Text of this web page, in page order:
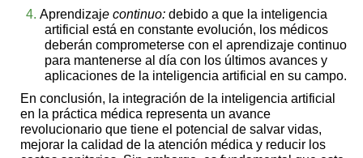
4. Aprendizaje continuo: debido a que la inteligencia
artificial está en constante evolución, los médicos
deberán comprometerse con el aprendizaje continuo
para mantenerse al día con los últimos avances y
aplicaciones de la inteligencia artificial en su campo.
En conclusión, la integración de la inteligencia artificial
en la práctica médica representa un avance
revolucionario que tiene el potencial de salvar vidas,
mejorar la calidad de la atención médica y reducir los